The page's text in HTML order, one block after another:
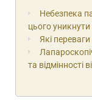
Небезпека
цього уникнути
Які
та відмінності